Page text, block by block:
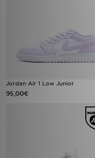
Jordan Air 1 Low Junior
95,00€